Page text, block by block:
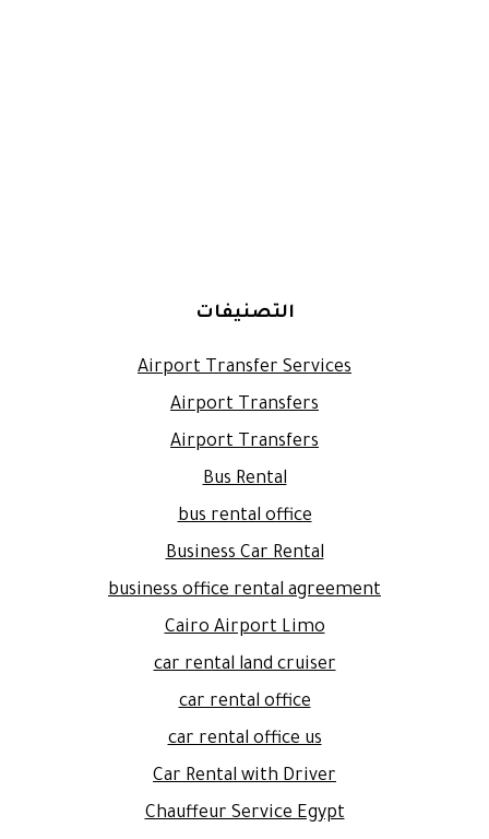
التصنيفات
Airport Transfer Services
Airport Transfers
Airport Transfers
Bus Rental
bus rental office
Business Car Rental
business office rental agreement
Cairo Airport Limo
car rental land cruiser
car rental office
car rental office us
Car Rental with Driver
Chauffeur Service Egypt